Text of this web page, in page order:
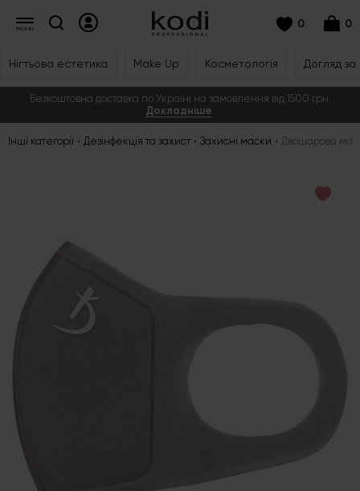
0 0
Нігтьова естетика Make Up Косметологія Догляд
Безкоштовна доставка по Україні на замовлення від 1500 грн.
Докладніше.
Інші категорії Дезінфекція та захист Захисні маски Двошарова